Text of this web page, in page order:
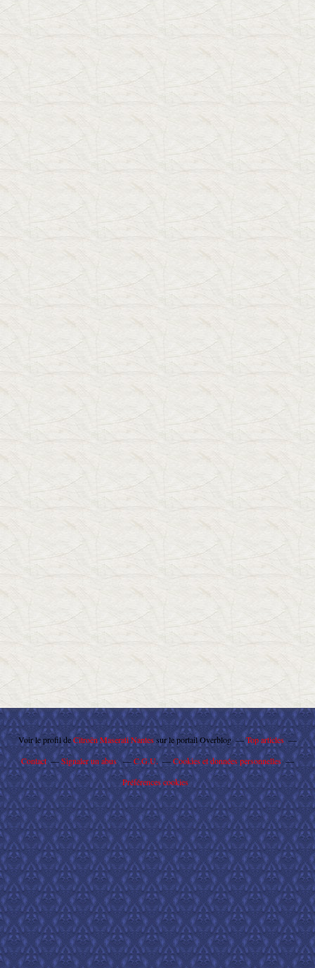
Voir le profil deCitroën Maserati Nantessur le portail Overblog
Top articles
Contact
Signaler un abus C.G.U.
Cookies et données personnelles
Préférences cookies